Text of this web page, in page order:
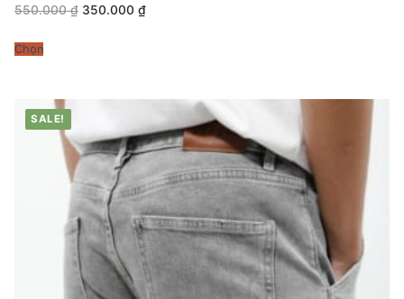
550.000₫ Giá
350.000 ₫Giá
Chọn
SALE!